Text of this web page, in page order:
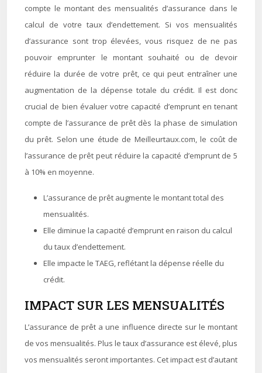
compte le montant des mensualités d’assurance dans le
calcul de votre taux d’endettement. Si vos mensualités
d’assurance sont trop élevées, vous risquez de ne pas
pouvoir emprunter le montant souhaité ou de devoir
réduire la durée de votre prêt, ce qui peut entraîner une
augmentation de la dépense totale du crédit. Il est donc
crucial de bien évaluer votre capacité d’emprunt en tenant
compte de l’assurance de prêt dès la phase de simulation
du prêt. Selon une étude de Meilleurtaux.com, le coût de
l’assurance de prêt peut réduire la capacité d’emprunt de 5
à 10% en moyenne.
L’assurance de prêt augmente le montant total des
mensualités.
Elle diminue la capacité d’emprunt en raison du calcul
du taux d’endettement.
Elle impacte le TAEG, reflétant la dépense réelle du
crédit.
IMPACT SUR LES MENSUALITÉS
L’assurance de prêt a une influence directe sur le montant
de vos mensualités. Plus le taux d’assurance est élevé, plus
vos mensualités seront importantes. Cet impact est d’autant